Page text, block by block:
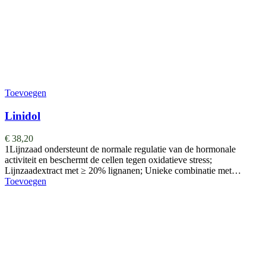
Toevoegen
Linidol
€ 38,20
1Lijnzaad ondersteunt de normale regulatie van de hormonale
activiteit en beschermt de cellen tegen oxidatieve stress;
Lijnzaadextract met ≥ 20% lignanen; Unieke combinatie met…
Toevoegen